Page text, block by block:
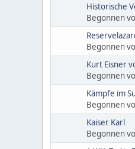
Historische
Begonnen
Begonnen
Kurt Eisner
Begonnen
Kämpfe im
Begonnen
Kaiser Karl
Begonnen